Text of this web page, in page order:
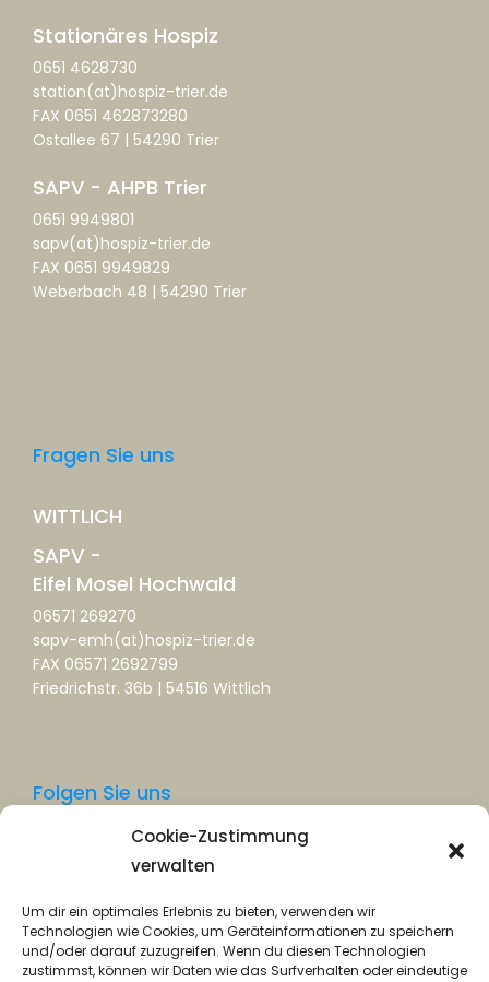
Cookie-Zustimmung
verwalten
Um dir ein optimales Erlebnis zu bieten, verwenden wir
Technologien wie Cookies, um Geräteinformationen zu speichern
und/oder darauf zuzugreifen. Wenn du diesen Technologien
zustimmst, können wir Daten wie das Surfverhalten oder eindeutige
Stationäres Hospiz
0651 4628730
station(at)hospiz-trier.de
FAX 0651 462873280
Ostallee 67 | 54290 Trier
SAPV - AHPB Trier
0651 9949801
sapv(at)hospiz-trier.de
FAX 0651 9949829
Weberbach 48 | 54290 Trier
Fragen Sie uns
WITTLICH
SAPV -
Eifel Mosel Hochwald
06571 269270
sapv-emh(at)hospiz-trier.de
FAX 06571 2692799
Friedrichstr. 36b | 54516 Wittlich
Folgen Sie uns